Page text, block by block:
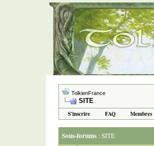
TolkienFrance
SITE
S'inscrire FAQ Membres
Sous-forums : SITE